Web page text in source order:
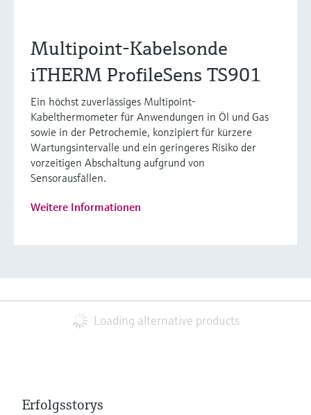
Multipoint-Kabelsonde
iTHERM ProfileSens TS901
Ein höchst zuverlässiges Multipoint-
Kabelthermometer für Anwendungen in Öl und Gas
sowie in der Petrochemie, konzipiert für kürzere
Wartungsintervalle und ein geringeres Risiko der
vorzeitigen Abschaltung aufgrund von
Sensorausfällen.
Weitere Informationen
Loading alternative products
Erfolgsstorys